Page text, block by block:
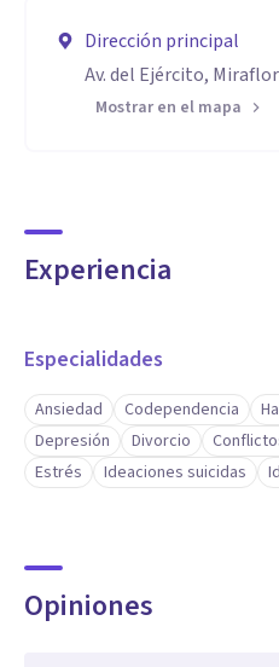
Dirección principal
Av. del Ejército,
Mostrar en el mapa
Experiencia
Especialidades
Ansiedad Codependencia
Depresión
Divorcio
Estrés
Ideaciones suicidas
Opiniones